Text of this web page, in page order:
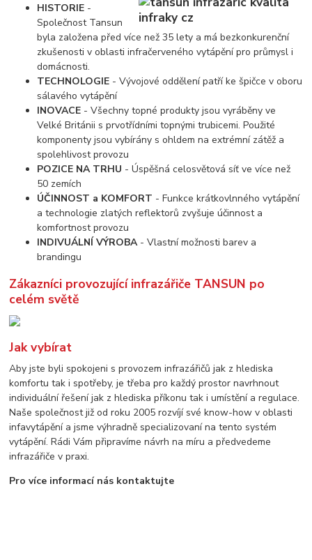
HISTORIE -
Společnost Tansun
byla založena před více než 35 lety a má bezkonkurenční
zkušenosti v oblasti infračerveného vytápění pro průmysl i
domácnosti.
TECHNOLOGIE - Vývojové oddělení patří ke špičce v oboru
sálavého vytápění
INOVACE - Všechny topné produkty jsou vyráběny ve
Velké Británii s prvotřídními topnými trubicemi. Použité
komponenty jsou vybírány s ohldem na extrémní zátěž a
spolehlivost provozu
POZICE NA TRHU - Úspěšná celosvětová síť ve více než
50 zemích
ÚČINNOST a KOMFORT - Funkce krátkovlnného vytápění
a technologie zlatých reflektorů zvyšuje účinnost a
komfortnost provozu
INDIVUÁLNÍ VÝROBA- Vlastní možnosti barev a
brandingu
Zákazníci provozující infrazářiče TANSUN po
celém světě
Jak vybírat
Aby jste byli spokojeni s provozem infrazářičů jak z hlediska
komfortu tak i spotřeby, je třeba pro každý prostor navrhnout
individuální řešení jak z hlediska příkonu tak i umístění a regulace.
Naše společnost již od roku 2005 rozvíjí své know-how v oblasti
infavytápění a jsme výhradně specializovaní na tento systém
vytápění. Rádi Vám připravíme návrh na míru a předvedeme
infrazářiče v praxi.
Pro více informací nás kontaktujte